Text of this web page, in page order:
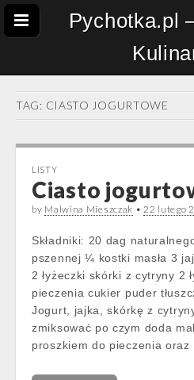
Pychotka.pl
TAG: CIASTO JOGURTOWE
LISTY
Ciasto
by Malwina Mieszczak •22 lutego
Składniki: 20 dag
pszennej ¼ kostki masła 3
2 łyżeczki skórki z cytryny 2
pieczenia cukier puder
Jogurt, jajka, skórkę z
zmiksować po czym doda
proszkiem do pieczenia oraz